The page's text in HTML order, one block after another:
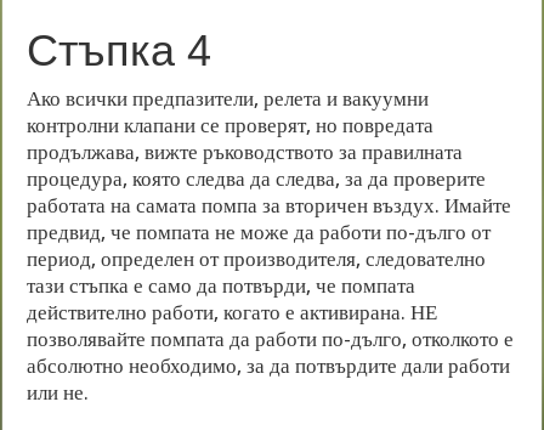
Стъпка 4
Ако всички предпазители, релета и вакуумни
контролни клапани се проверят, но повредата
продължава, вижте ръководството за правилната
процедура, която следва да следва, за да проверите
работата на самата помпа за вторичен въздух. Имайте
предвид, че помпата не може да работи по-дълго от
период, определен от производителя, следователно
тази стъпка е само да потвърди, че помпата
действително работи, когато е активирана. НЕ
позволявайте помпата да работи по-дълго, отколкото е
абсолютно необходимо, за да потвърдите дали работи
или не.